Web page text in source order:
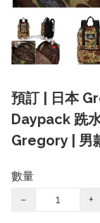
預訂 | 日本
Daypack 跣
Gregory | 男
數量
−
+